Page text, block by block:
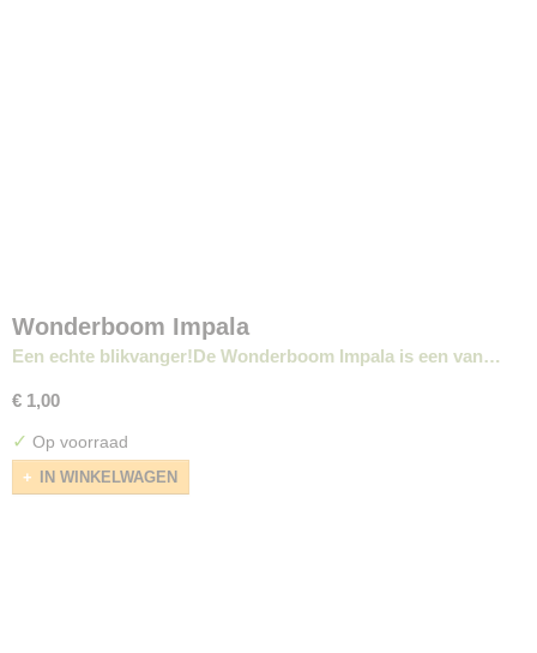
Wonderboom Impala
Een echte blikvanger!De Wonderboom Impala is een van…
€ 1,00
✓ Op voorraad
IN WINKELWAGEN